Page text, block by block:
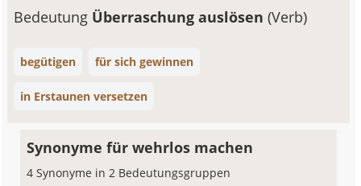
Bedeutung Überraschung auslösen(Verb)
begütigen für sich gewinnen
in Erstaunen versetzen
Synonyme für wehrlos machen
4 Synonyme in 2 Bedeutungsgruppen